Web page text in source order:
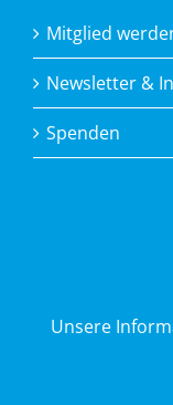
Mitglied
Newsletter &
Spenden
Unsere